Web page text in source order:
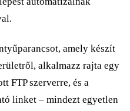
amely készít
alkalmazz rajta egy
FTP szerverre, és a
linket – mindezt egyetlen